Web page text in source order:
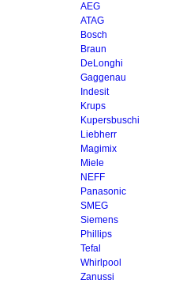
AEG
ATAG
Bosch
Braun
DeLonghi
Gaggenau
Indesit
Krups
Kupersbuschi
Liebherr
Magimix
Miele
NEFF
Panasonic
SMEG
Siemens
Phillips
Tefal
Whirlpool
Zanussi